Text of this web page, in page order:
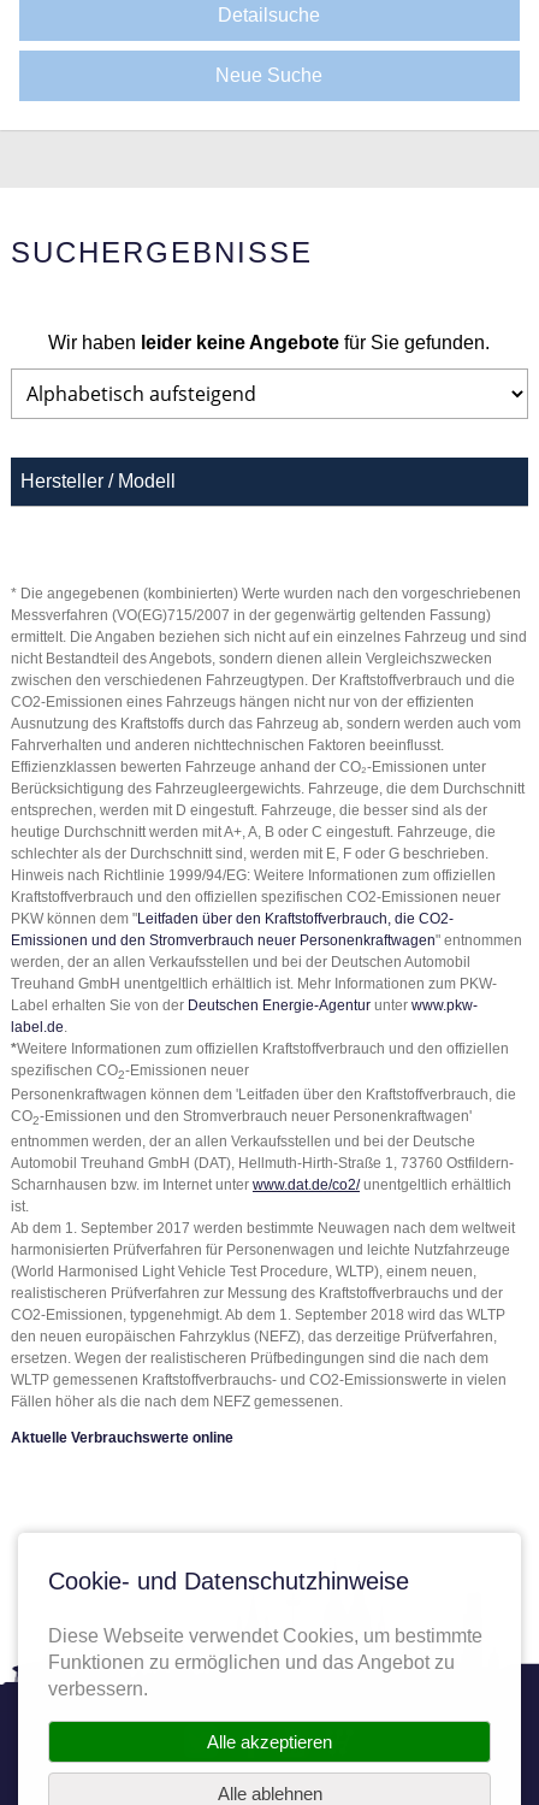
Detailsuche
Neue Suche
SUCHERGEBNISSE
Wir haben leider keine Angebotefür Sie gefunden.
Hersteller / Modell
* Die angegebenen (kombinierten) Werte wurden nach den vorgeschriebenen
Messverfahren (VO(EG)715/2007 in der gegenwärtig geltenden Fassung)
ermittelt. Die Angaben beziehen sich nicht auf ein einzelnes Fahrzeug und sind
nicht Bestandteil des Angebots, sondern dienen allein Vergleichszwecken
zwischen den verschiedenen Fahrzeugtypen. Der Kraftstoffverbrauch und die
CO2-Emissionen eines Fahrzeugs hängen nicht nur von der effizienten
Ausnutzung des Kraftstoffs durch das Fahrzeug ab, sondern werden auch vom
Fahrverhalten und anderen nichttechnischen Faktoren beeinflusst.
Effizienzklassen bewerten Fahrzeuge anhand der CO₂-Emissionen unter
Berücksichtigung des Fahrzeugleergewichts. Fahrzeuge, die dem Durchschnitt
entsprechen, werden mit D eingestuft. Fahrzeuge, die besser sind als der
heutige Durchschnitt werden mit A+, A, B oder C eingestuft. Fahrzeuge, die
schlechter als der Durchschnitt sind, werden mit E, F oder G beschrieben.
Hinweis nach Richtlinie 1999/94/EG: Weitere Informationen zum offiziellen
Kraftstoffverbrauch und den offiziellen spezifischen CO2-Emissionen neuer
PKW können dem "Leitfaden über den Kraftstoffverbrauch, die CO2-
Emissionen und den Stromverbrauch neuer Personenkraftwagen" entnommen
werden, der an allen Verkaufsstellen und bei der Deutschen Automobil
Treuhand GmbH unentgeltlich erhältlich ist. Mehr Informationen zum PKW-
Label erhalten Sie von der Deutschen Energie-Agenturunter www.pkw-
label.de.
*Weitere Informationen zum offiziellen Kraftstoffverbrauch und den offiziellen
spezifischen CO2-Emissionen neuer
Personenkraftwagen können dem 'Leitfaden über den Kraftstoffverbrauch, die
CO2-Emissionen und den Stromverbrauch neuer Personenkraftwagen'
entnommen werden, der an allen Verkaufsstellen und bei der Deutsche
Automobil Treuhand GmbH (DAT), Hellmuth-Hirth-Straße 1, 73760 Ostfildern-
Scharnhausen bzw. im Internet unter www.dat.de/co2/unentgeltlich erhältlich
ist.
Ab dem 1. September 2017 werden bestimmte Neuwagen nach dem weltweit
harmonisierten Prüfverfahren für Personenwagen und leichte Nutzfahrzeuge
(World Harmonised Light Vehicle Test Procedure, WLTP), einem neuen,
realistischeren Prüfverfahren zur Messung des Kraftstoffverbrauchs und der
CO2-Emissionen, typgenehmigt. Ab dem 1. September 2018 wird das WLTP
den neuen europäischen Fahrzyklus (NEFZ), das derzeitige Prüfverfahren,
ersetzen. Wegen der realistischeren Prüfbedingungen sind die nach dem
WLTP gemessenen Kraftstoffverbrauchs- und CO2-Emissionswerte in vielen
Fällen höher als die nach dem NEFZ gemessenen.
Aktuelle Verbrauchswerte online
TwitterFacebook
Cookie- und Datenschutzhinweise
Diese Webseite verwendet Cookies, um bestimmte
Funktionen zu ermöglichen und das Angebot zu
verbessern.
Alle akzeptieren
Alle ablehnen